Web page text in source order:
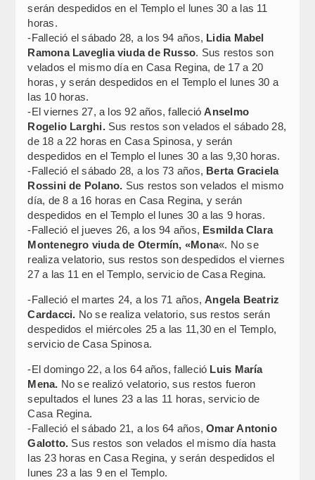
serán despedidos en el Templo el lunes 30 a las 11
horas.
-Falleció el sábado 28, a los 94 años, Lidia Mabel
Ramona Laveglia viuda de Russo. Sus restos son
velados el mismo día en Casa Regina, de 17 a 20
horas, y serán despedidos en el Templo el lunes 30 a
las 10 horas.
-El viernes 27, a los 92 años, fallecióAnselmo
Rogelio Larghi.Sus restos son velados el sábado 28,
de 18 a 22 horas en Casa Spinosa, y serán
despedidos en el Templo el lunes 30 a las 9,30 horas.
-Falleció el sábado 28, a los 73 años, Berta Graciela
Rossini de Polano. Sus restos son velados el mismo
día, de 8 a 16 horas en Casa Regina, y serán
despedidos en el Templo el lunes 30 a las 9 horas.
-Falleció el jueves 26, a los 94 años, Esmilda Clara
Montenegro viuda de Otermín, «Mona«. No se
realiza velatorio, sus restos son despedidos el viernes
27 a las 11 en el Templo, servicio de Casa Regina.
-Falleció el martes 24, a los 71 años,Angela Beatriz
Cardacci. No se realiza velatorio, sus restos serán
despedidos el miércoles 25 a las 11,30 en el Templo,
servicio de Casa Spinosa.
-El domingo 22, a los 64 años, falleció Luis María
Mena. No se realizó velatorio, sus restos fueron
sepultados el lunes 23 a las 11 horas, servicio de
Casa Regina.
-Falleció el sábado 21, a los 64 años,Omar Antonio
Galotto. Sus restos son velados el mismo día hasta
las 23 horas en Casa Regina, y serán despedidos el
lunes 23 a las 9 en el Templo.